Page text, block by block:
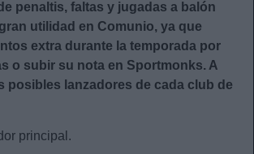
penaltis, faltas y jugadas a balón
utilidad en Comunio, ya que
extra durante la temporada por
o subir su nota en Sportmonks. A
posibles lanzadores de cada club de
principal.